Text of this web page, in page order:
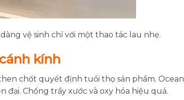
vệ sinh chỉ với một thao tác lau nhẹ.
kính
chốt quyết định tuổi thọ sản phẩm. Ocean
Chống trầy xước và oxy hóa hiệu quả.